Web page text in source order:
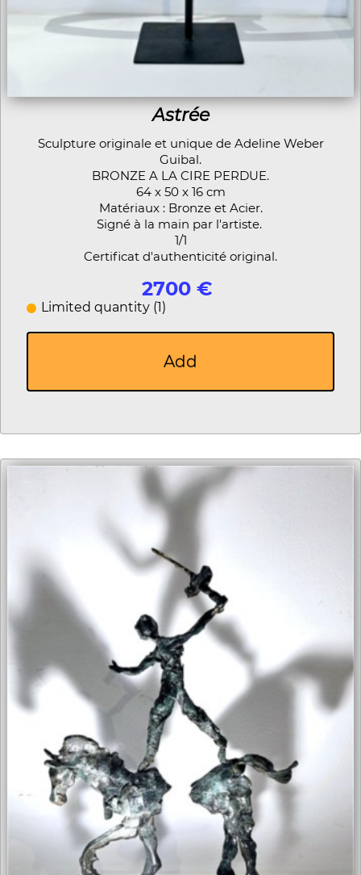
Astrée
Sculpture originale et unique de Adeline Weber
Guibal.
BRONZE A LA CIRE PERDUE.
64 x 50 x 16 cm
Matériaux : Bronze et Acier.
Signé à la main par l'artiste.
1/1
Certificat d'authenticité original.
2700 €
Limited quantity (1)
Add